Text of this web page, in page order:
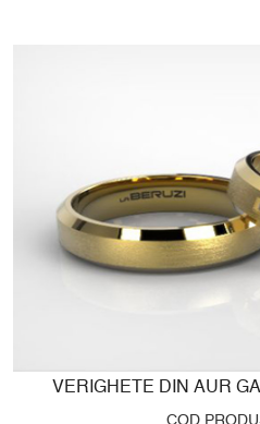
VERIGHETE DIN AUR
COD